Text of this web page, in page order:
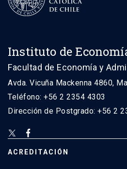
Instituto de
Facultad de Economía y
Avda. Vicuña Mackenna 4860,
Teléfono: +56 2 2354 4303
Dirección de Postgrado: +56 2
ACREDITACIÓN